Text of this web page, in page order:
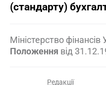
(стандарту)
Міністерство фінансів
Положення від
Редакції